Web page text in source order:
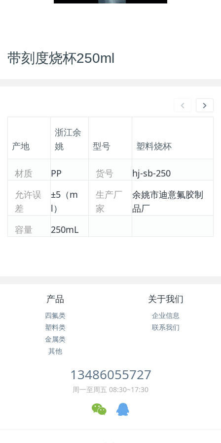
带刻度烧杯250ml
产地
浙江余
姚
型号 塑料烧杯
材质 PP 货号
hj-sb-250
允许误
差
±5（m
l）
生产厂
家
余姚市迪意氟胶制
品厂
容量
250mL
产品
四氟类
塑料类
金属类
其他
关于我们
企业信息
联系我们
13486055727
周一至周五 08:30~17:30